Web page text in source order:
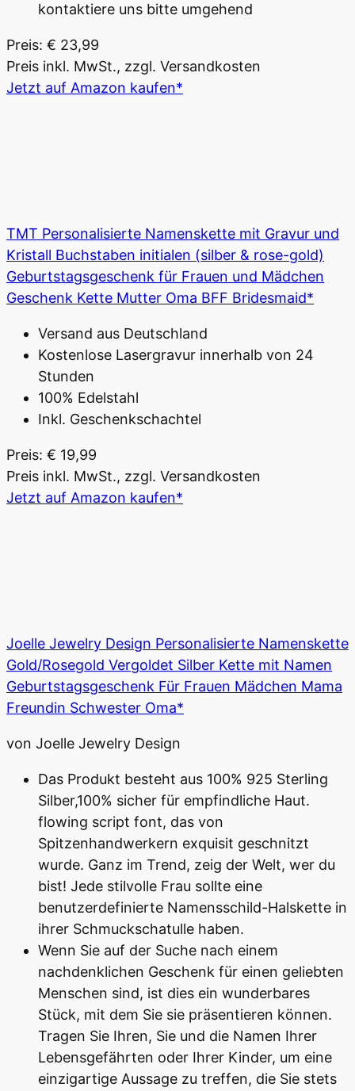
kontaktiere uns bitte umgehend
Preis: € 23,99
Preis inkl. MwSt., zzgl. Versandkosten
Jetzt auf Amazon kaufen*
TMT Personalisierte Namenskette mit Gravur und
Kristall Buchstaben initialen (silber & rose-gold)
Geburtstagsgeschenk für Frauen und Mädchen
Geschenk Kette Mutter Oma BFF Bridesmaid*
Versand aus Deutschland
Kostenlose Lasergravur innerhalb von 24
Stunden
100% Edelstahl
Inkl. Geschenkschachtel
Preis: € 19,99
Preis inkl. MwSt., zzgl. Versandkosten
Jetzt auf Amazon kaufen*
Joelle Jewelry Design Personalisierte Namenskette
Gold/Rosegold Vergoldet Silber Kette mit Namen
Geburtstagsgeschenk Für Frauen Mädchen Mama
Freundin Schwester Oma*
von Joelle Jewelry Design
Das Produkt besteht aus 100% 925 Sterling
Silber,100% sicher für empfindliche Haut.
flowing script font, das von
Spitzenhandwerkern exquisit geschnitzt
wurde. Ganz im Trend, zeig der Welt, wer du
bist! Jede stilvolle Frau sollte eine
benutzerdefinierte Namensschild-Halskette in
ihrer Schmuckschatulle haben.
Wenn Sie auf der Suche nach einem
nachdenklichen Geschenk für einen geliebten
Menschen sind, ist dies ein wunderbares
Stück, mit dem Sie sie präsentieren können.
Tragen Sie Ihren, Sie und die Namen Ihrer
Lebensgefährten oder Ihrer Kinder, um eine
einzigartige Aussage zu treffen, die Sie stets